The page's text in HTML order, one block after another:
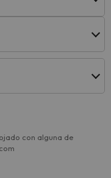
con alguna de